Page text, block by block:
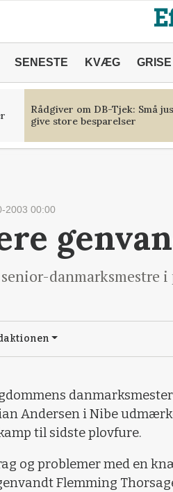
SENESTE KVÆG GRISE
Rådgiver om DB-Tjek: Små
give store besparelser
2003 00:00
senior-
Andersen i Nibe
til sidste plovfure.
og problemer med en
Flemming